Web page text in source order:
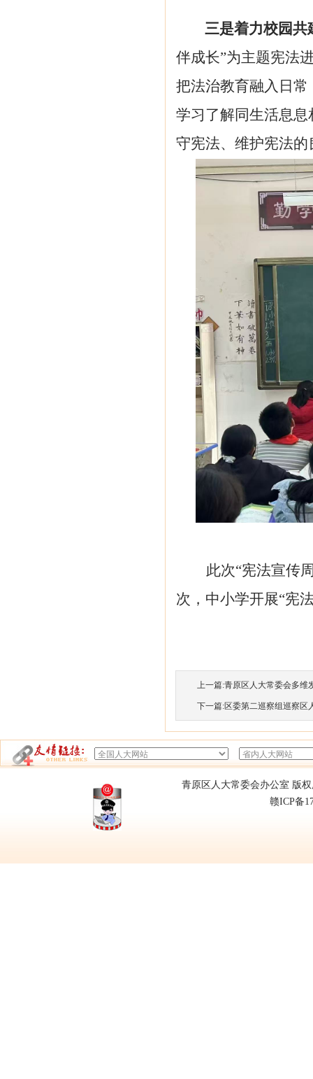
三是着力校园共
伴成长”为主题宪法
把法治教育融入日常
学习了解同生活息
守宪法、维护宪法
此次“宪法宣传
次， 中小学开展“宪
上一篇:青原区人大常委会多维
下一篇:区委第二巡察组巡察区
青原区人大常委会办公室 版
赣ICP备